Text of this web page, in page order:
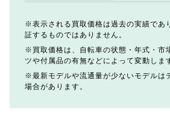
表示される買取価格は過去の実績であ
証するものではありません。
買取価格は、自転車の状態・年式・市
ツや付属品の有無などによって変動しま
最新モデルや流通量が少ないモデルは
場合があります。